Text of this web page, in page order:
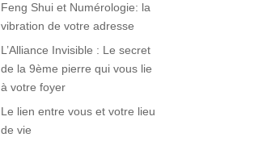
Feng Shui et Numérologie: la
vibration de votre adresse
L’Alliance Invisible : Le secret
de la 9ème pierre qui vous lie
à votre foyer
Le lien entre vous et votre lieu
de vie